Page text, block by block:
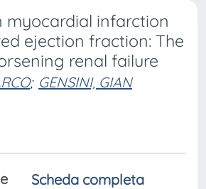
myocardial infarction
ejection fraction: The
renal failure
; GENSINI, GIAN
Scheda completa